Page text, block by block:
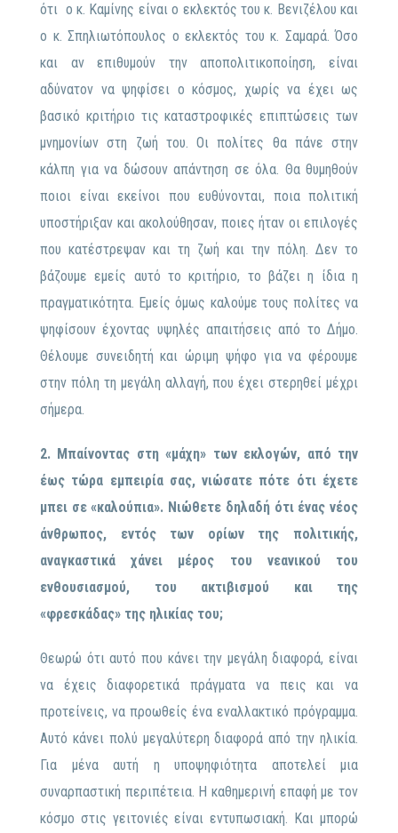
ότι ο κ. Καμίνης είναι ο εκλεκτός του κ. Βενιζέλου και
ο κ. Σπηλιωτόπουλος ο εκλεκτός του κ. Σαμαρά. Όσο
και αν επιθυμούν την αποπολιτικοποίηση, είναι
αδύνατον να ψηφίσει ο κόσμος, χωρίς να έχει ως
βασικό κριτήριο τις καταστροφικές επιπτώσεις των
μνημονίων στη ζωή του. Οι πολίτες θα πάνε στην
κάλπη για να δώσουν απάντηση σε όλα. Θα θυμηθούν
ποιοι είναι εκείνοι που ευθύνονται, ποια πολιτική
υποστήριξαν και ακολούθησαν, ποιες ήταν οι επιλογές
που κατέστρεψαν και τη ζωή και την πόλη. Δεν το
βάζουμε εμείς αυτό το κριτήριο, το βάζει η ίδια η
πραγματικότητα. Εμείς όμως καλούμε τους πολίτες να
ψηφίσουν έχοντας υψηλές απαιτήσεις από το Δήμο.
Θέλουμε συνειδητή και ώριμη ψήφο για να φέρουμε
στην πόλη τη μεγάλη αλλαγή, που έχει στερηθεί μέχρι
σήμερα.
2. Μπαίνοντας στη «μάχη» των εκλογών, από την
έως τώρα εμπειρία σας, νιώσατε πότε ότι έχετε
μπει σε «καλούπια». Νιώθετε δηλαδή ότι ένας νέος
άνθρωπος, εντός των ορίων της πολιτικής,
αναγκαστικά χάνει μέρος του νεανικού του
ενθουσιασμού, του ακτιβισμού και της
«φρεσκάδας» της ηλικίας του;
Θεωρώ ότι αυτό που κάνει την μεγάλη διαφορά, είναι
να έχεις διαφορετικά πράγματα να πεις και να
προτείνεις, να προωθείς ένα εναλλακτικό πρόγραμμα.
Αυτό κάνει πολύ μεγαλύτερη διαφορά από την ηλικία.
Για μένα αυτή η υποψηφιότητα αποτελεί μια
συναρπαστική περιπέτεια. Η καθημερινή επαφή με τον
κόσμο στις γειτονιές είναι εντυπωσιακή. Και μπορώ